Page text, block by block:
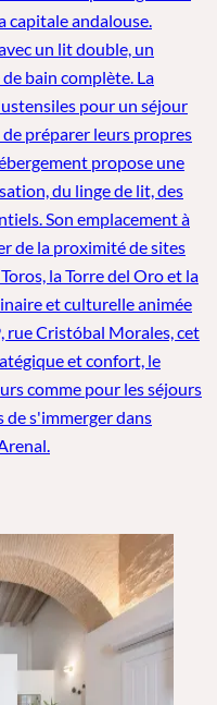
andalouse.
un lit double, un
bain complète. La
pour un séjour
préparer leurs propres
propose une
du linge de lit, des
Son emplacement à
de la proximité de sites
la Torre del Oro et la
et culturelle animée
rue Cristóbal Morales, cet
et confort, le
comme pour les séjours
s'immerger dans